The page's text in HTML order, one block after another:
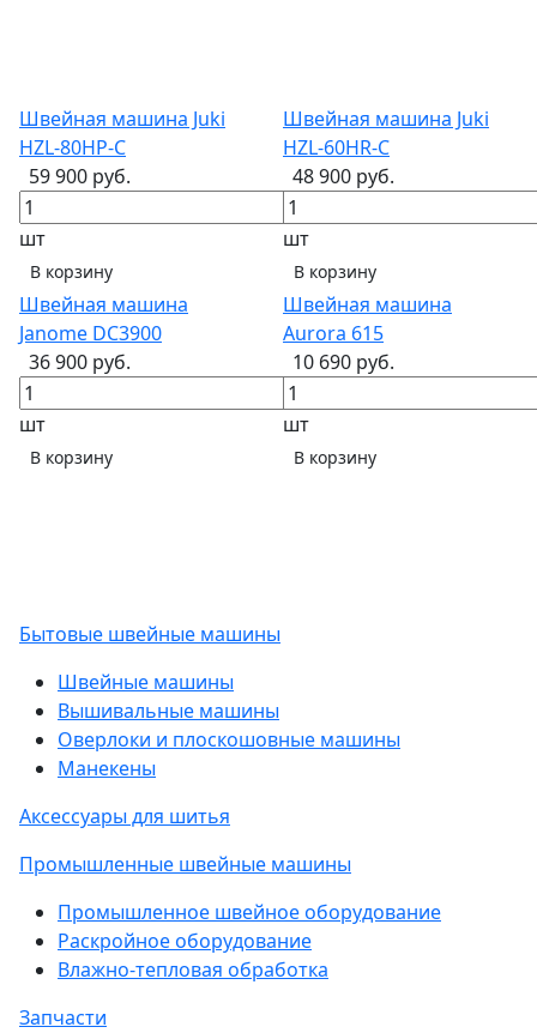
Швейная машина Juki
HZL-80HP-С
59 900 руб.
шт
В корзину
Швейная машина Juki
HZL-60HR-C
48 900 руб.
шт
В корзину
Швейная машина
Janome DC3900
36 900 руб.
шт
В корзину
Швейная машина
Aurora 615
10 690 руб.
шт
В корзину
Бытовые швейные машины
Швейные машины
Вышивальные машины
Оверлоки и плоскошовные машины
Манекены
Аксессуары для шитья
Промышленные швейные машины
Промышленное швейное оборудование
Раскройное оборудование
Влажно-тепловая обработка
Запчасти